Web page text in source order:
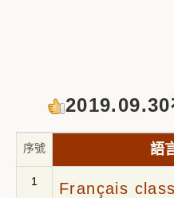
序號 語
1 Français